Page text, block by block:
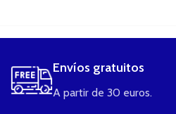
Envíos gratuitos
A partir de 30 euros.